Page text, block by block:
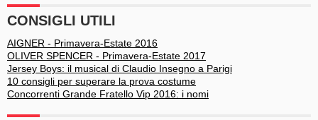
CONSIGLI UTILI
AIGNER - Primavera-Estate 2016
OLIVER SPENCER - Primavera-Estate 2017
Jersey Boys: il musical di Claudio Insegno a Parigi
10 consigli per superare la prova costume
Concorrenti Grande Fratello Vip 2016: i nomi